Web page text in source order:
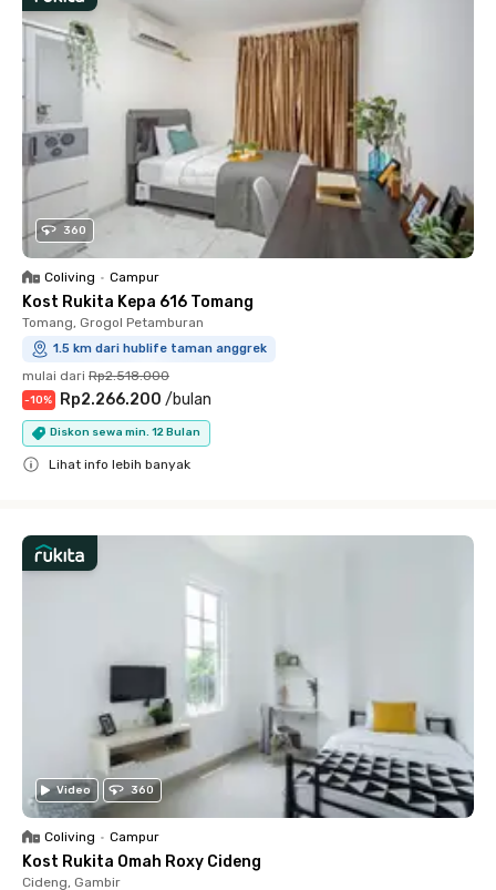
360
Coliving • Campur
Kost Rukita Kepa 616 Tomang
Tomang, Grogol Petamburan
1.5 km dari hublife taman anggrek
mulai dari Rp2.518.000
-10% Rp2.266.200 /bulan
Diskon sewa min. 12 Bulan
Lihat info lebih banyak
Video 360
Coliving • Campur
Kost Rukita Omah Roxy Cideng
Cideng, Gambir